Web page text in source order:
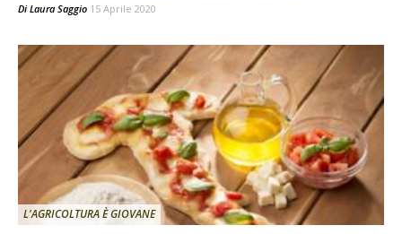
Di Laura Saggio 15 Aprile 2020
L'AGRICOLTURA È GIOVANE